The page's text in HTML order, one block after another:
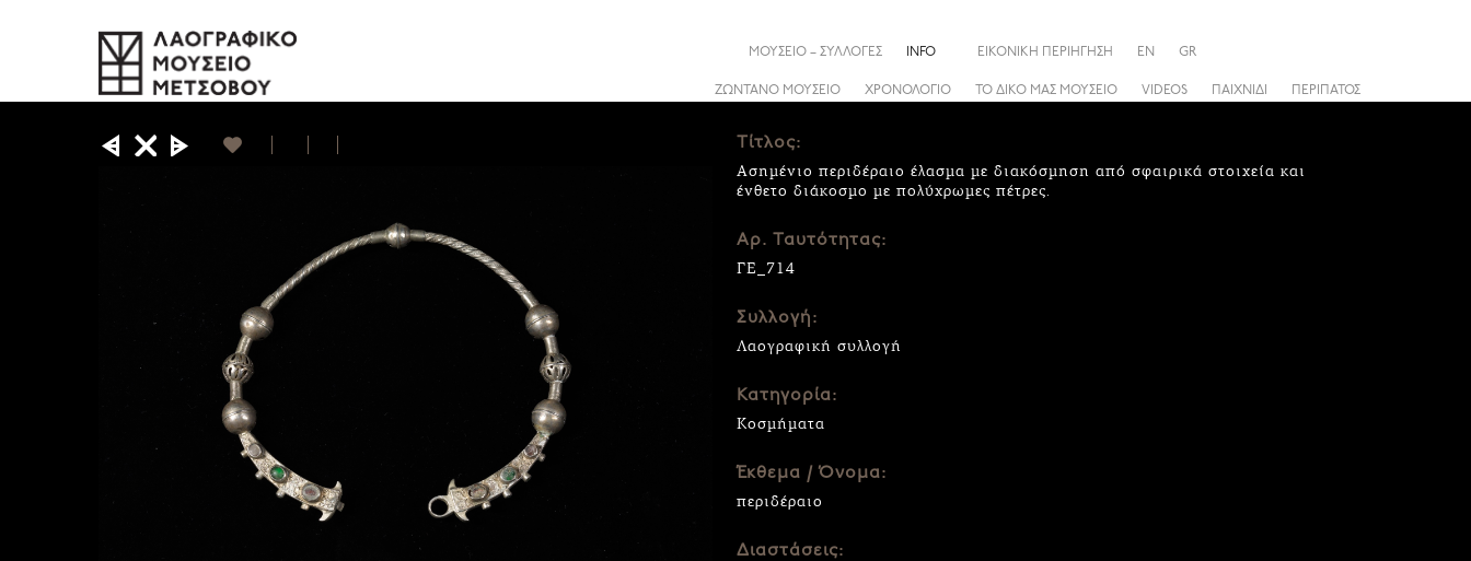
ΖΩΝΤΑΝΟ ΜΟΥΣΕΙΟ ΧΡΟΝΟΛΟΓΙΟ ΤΟ ΔΙΚΟ ΜΑΣ ΜΟΥΣΕΙΟ VIDEOS ΠΑΙΧΝΙΔΙ ΠΕΡΙΠΑΤΟΣ
ΜΟΥΣΕΙΟ – ΣΥΛΛΟΓΕΣ INFO ΕΙΚΟΝΙΚΗ ΠΕΡΙΗΓΗΣΗ EN GR
Τίτλος:
Ασημένιο περιδέραιο έλασμα με διακόσμηση από σφαιρικά στοιχεία και
ένθετο διάκοσμο με πολύχρωμες πέτρες.
Αρ. Ταυτότητας:
ΓΕ_714
Συλλογή:
Λαογραφική συλλογή
Κατηγορία:
Κοσμήματα
Έκθεμα / Όνομα:
περιδέραιο
Διαστάσεις: